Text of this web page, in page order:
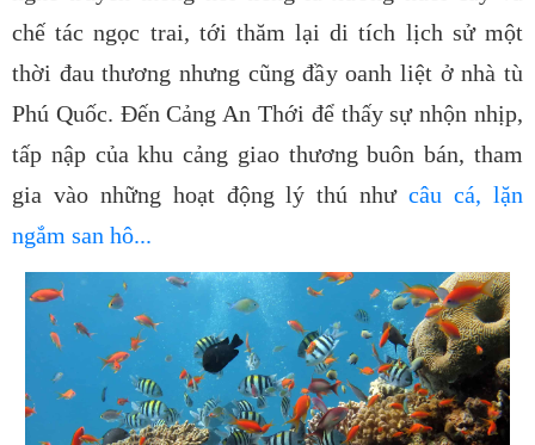
chế tác ngọc trai, tới thăm lại di tích lịch sử một
thời đau thương nhưng cũng đầy oanh liệt ở nhà tù
Phú Quốc. Đến Cảng An Thới để thấy sự nhộn nhịp,
tấp nập của khu cảng giao thương buôn bán, tham
gia vào những hoạt động lý thú nhưcâu cá, lặn
ngắm san hô...